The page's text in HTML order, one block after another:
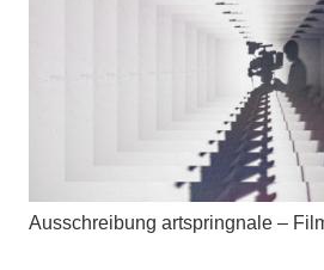
Ausschreibung artspringnale –